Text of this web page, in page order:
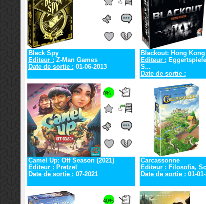
Black Spy
Editeur : Z-Man Games
Date de sortie : 01-06-2013
Blackout: Hong Kong
Editeur :
S...
Date de sortie :
0%
Camel Up: Off Season (2021)
Editeur : Pretzel
Date de sortie : 07-2021
Carcassonne
Editeur : Filosofia,
Date de sortie : 01-
40%